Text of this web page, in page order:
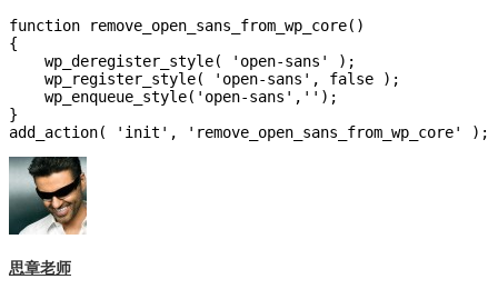
function remove_open_sans_from_wp_core()
{
    wp_deregister_style( 'open-sans' );
    wp_register_style( 'open-sans', false );
    wp_enqueue_style('open-sans','');
}
思章老师